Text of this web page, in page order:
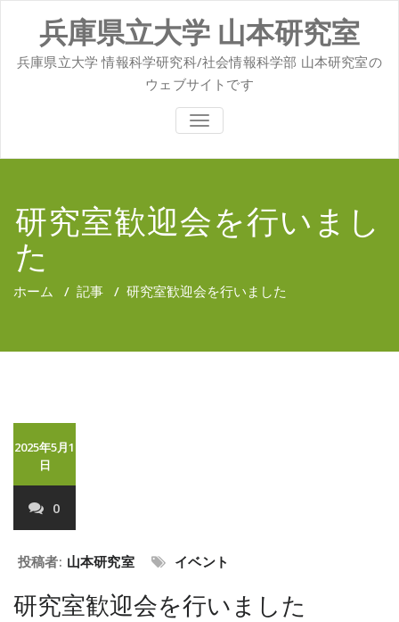
兵庫県立大学 山本研究室
兵庫県立大学 情報科学研究科/社会情報科学部 山本研究室の
ウェブサイトです
ナ
ビ
ン
を
切
え
研究室歓迎会を行いまし
た
ホーム / 記事 / 研究室歓迎会を行いました
2025年5月1
日
0
投稿者: 山本研究室 イベント
研究室歓迎会を行いました